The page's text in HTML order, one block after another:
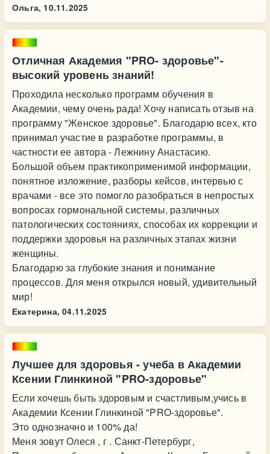
Ольга, 10.11.2025
Отличная Академия "PRO- здоровье"-
высокий уровень знаний!
Проходила несколько программ обучения в
Академии, чему очень рада! Хочу написать отзыв на
программу "Женское здоровье". Благодарю всех, кто
принимал участие в разработке программы, в
частности ее автора - Лежнину Анастасию.
Большой объем практикоприменимой информации,
понятное изложение, разборы кейсов, интервью с
врачами - все это помогло разобраться в непростых
вопросах гормональной системы, различных
патологических состояниях, способах их коррекции и
поддержки здоровья на различных этапах жизни
женщины.
Благодарю за глубокие знания и понимание
процессов. Для меня открылся новый, удивительный
мир!
Екатерина, 04.11.2025
Лучшее для здоровья - учеба в Академии
Ксении Глинкиной "PRO-здоровье"
Если хочешь быть здоровым и счастливым,учись в
Академии Ксении Глинкиной "PRO-здоровье".
Это однозначно и 100% да!
Меня зовут Олеся , г . Санкт-Петербург,